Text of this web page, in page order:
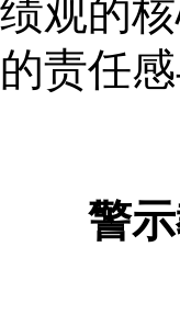
绩观的
的责任感
警